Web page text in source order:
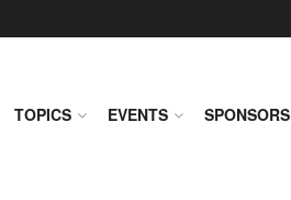
TOPICS EVENTS SPONSORS